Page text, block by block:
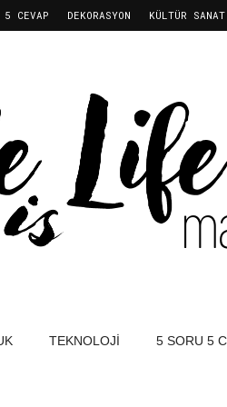
5 CEVAP DEKORASYON KÜLTÜR SANAT
TEKNOLOJI 5 SORU 5